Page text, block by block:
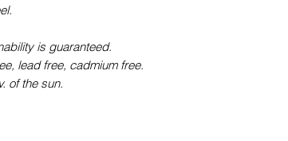
is guaranteed.
lead free, cadmium free.
of the sun.